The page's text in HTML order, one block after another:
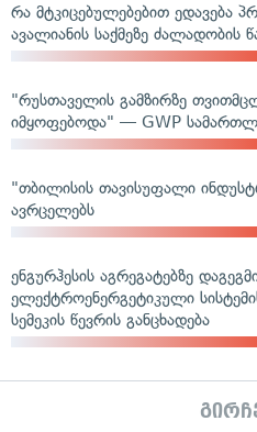
რა მტკიცებულებებით ედავება
ავალიანის საქმეზე ძალადობის
"რუსთაველის გამზირზე
იმყოფებოდა" — GWP
"თბილისის თავისუფალი
ავრცელებს
ენგურჰესის აგრეგატებზე
ელექტროენერგეტიკული
სემეკის წევრის განცხადება